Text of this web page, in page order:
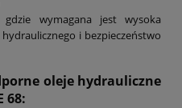
gdzie wymagana jest wysoka
i bezpieczeństwo
oleje hydrauliczne
68: